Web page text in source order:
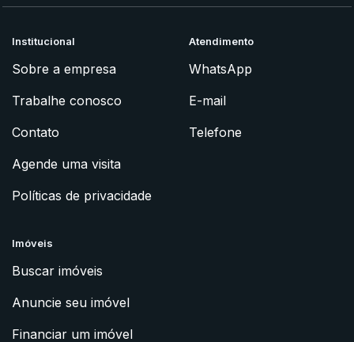
Institucional
Sobre a empresa
Trabalhe conosco
Contato
Agende uma visita
Políticas de privacidade
Atendimento
WhatsApp
E-mail
Telefone
Imóveis
Buscar imóveis
Anuncie seu imóvel
Financiar um imóvel